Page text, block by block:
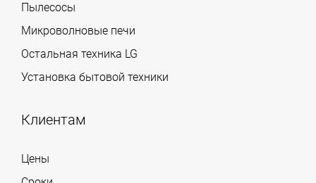
Пылесосы
Микроволновые печи
Остальная техника LG
Установка бытовой техники
Клиентам
Цены